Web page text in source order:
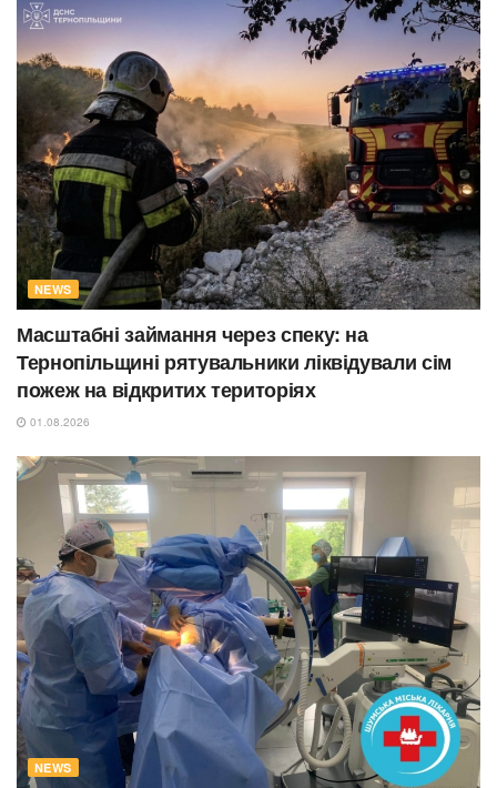
NEWS
Масштабні займання через спеку: на
Тернопільщині рятувальники ліквідували сім
пожеж на відкритих територіях
01.08.2026
NEWS